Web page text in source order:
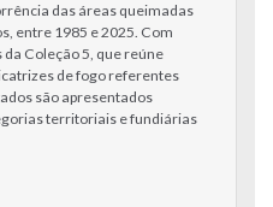
das áreas queimadas
entre 1985 e 2025. Com
Coleção 5, que reúne
de fogo referentes
são apresentados
territoriais e fundiárias